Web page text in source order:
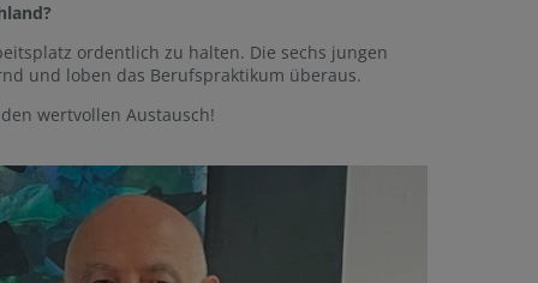
ordentlich zu halten. Die sechs jungen
und loben das Berufspraktikum überaus.
wertvollen Austausch!